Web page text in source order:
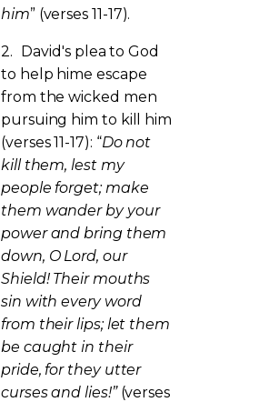
him” (verses 11-17).
2. David's plea to God
to help hime escape
from the wicked men
pursuing him to kill him
(verses 11-17): “Do not
kill them, lest my
people forget; make
them wander by your
power and bring them
down, O Lord, our
Shield! Their mouths
sin with every word
from their lips; let them
be caught in their
pride, for they utter
curses and lies!”(verses